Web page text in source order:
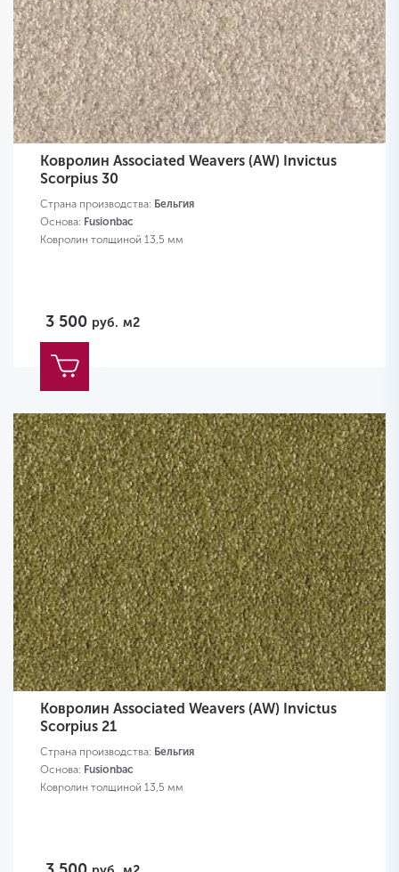
Ковролин Associated Weavers (AW) Invictus
Scorpius 30
Страна производства: Бельгия
Основа: Fusionbac
Ковролин толщиной 13,5 мм
3 500 руб. м2
Ковролин Associated Weavers (AW) Invictus
Scorpius 21
Страна производства: Бельгия
Основа: Fusionbac
Ковролин толщиной 13,5 мм